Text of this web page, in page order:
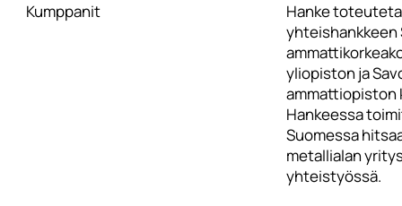
Kumppanit
Hanke
yhteishankkeen
yliopiston ja
ammattiopiston
Hankeessa
Suomessa
metallialan
yhteistyössä.